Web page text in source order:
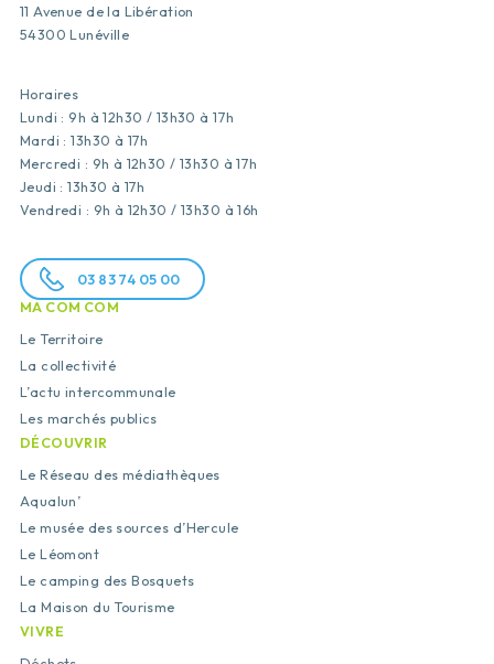
MA COM COM
Le Territoire
La collectivité
L’actu intercommunale
Les marchés publics
DÉCOUVRIR
Le Réseau des médiathèques
Aqualun’
Le musée des sources d’Hercule
Le Léomont
Le camping des Bosquets
La Maison du Tourisme
VIVRE
11 Avenue de la Libération
54300 Lunéville
Horaires
Lundi : 9h à 12h30 / 13h30 à 17h
Mardi : 13h30 à 17h
Mercredi : 9h à 12h30 / 13h30 à 17h
Jeudi : 13h30 à 17h
Vendredi : 9h à 12h30 / 13h30 à 16h
03 83 74 05 00